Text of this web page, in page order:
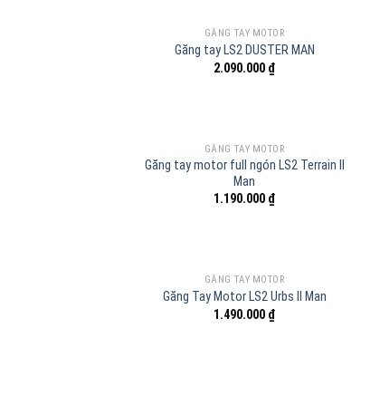
GĂNG TAY MOTOR
Găng tay LS2 DUSTER MAN
2.090.000 ₫
GĂNG TAY MOTOR
Găng tay motor full ngón LS2 Terrain II
Man
1.190.000 ₫
GĂNG TAY MOTOR
Găng Tay Motor LS2 Urbs II Man
1.490.000 ₫